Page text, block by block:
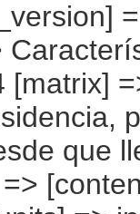
=> Una [2] => Dos [3] => De tres a cinco [4] => De seis a diez [5] => Más de diez [6] => No sabe ) ) [codes] => Array ( [comunidades autónomas] => "CA00","CA01","CA02","CA03","CA04","CA05", "CA06","CA07","CA08","CA09","CA10","CA11","CA12","CA13","CA14","CA15", "CA16","CA17","CA18","CA19" ) [map] => Array ( [comunidades autónomas] => "spain_regions_img_ind" ) [decimals] => 0 [showdecimals] => 0 [source] => Instituto Nacional de Estadística [contact] => INE